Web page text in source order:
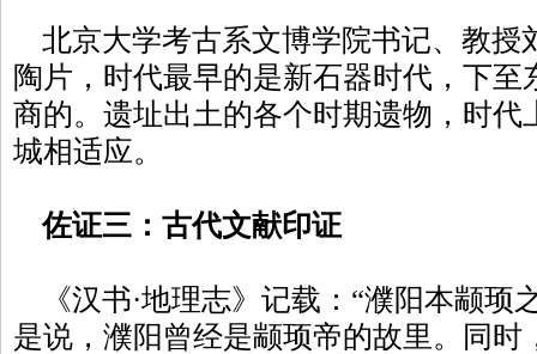
北京大学考古系文博学院书记、教授
陶片，时代最早的是新石器时代，下
商的。遗址出土的各个时期遗物，时代
城相适应。
佐证三：古代文献印证
《汉书·地理志》记载：“濮阳本颛顼
是说，濮阳曾经是颛顼帝的故里。同时